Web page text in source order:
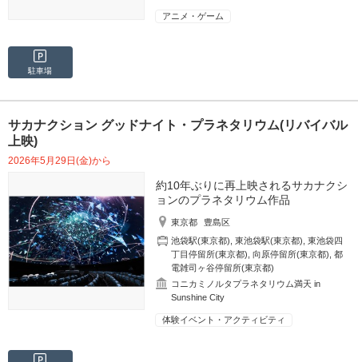
アニメ・ゲーム
駐車場
サカナクション グッドナイト・プラネタリウム(リバイバル
上映)
2026年5月29日(金)から
約10年ぶりに再上映されるサカナクシ
ョンのプラネタリウム作品
東京都
豊島区
池袋駅(東京都) ,東池袋駅(東京都) ,東池袋四
丁目停留所(東京都) ,向原停留所(東京都) ,都
電雑司ヶ谷停留所(東京都)
コニカミノルタプラネタリウム満天 in
Sunshine City
体験イベント・アクティビティ